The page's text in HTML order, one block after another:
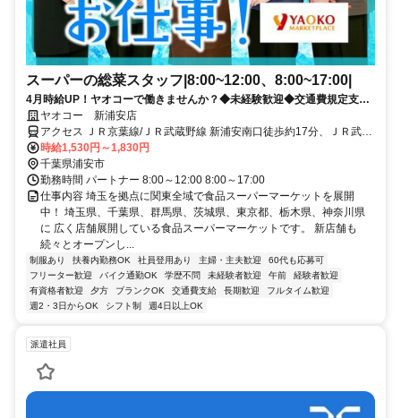
スーパーの総菜スタッフ|8:00~12:00、8:00~17:00|
4月時給UP！ヤオコーで働きませんか？◆未経験歓迎◆交通費規定支給
◆福利厚生充実
ヤオコー 新浦安店
アクセス ＪＲ京葉線/ＪＲ武蔵野線 新浦安南口徒歩約17分、ＪＲ武蔵
野線 市川塩浜北口徒歩約41分、ＪＲ京葉線 市川塩浜北口徒歩約41分
JR京葉線 新浦安駅より徒歩17分 車通勤不可 バイク通勤 OK 自転車通
勤 OK
時給1,530円～1,830円
千葉県浦安市
勤務時間 パートナー 8:00～12:00 8:00～17:00
仕事内容 埼玉を拠点に関東全域で食品スーパーマーケットを展開
中！ 埼玉県、千葉県、群馬県、茨城県、東京都、栃木県、神奈川県
に 広く店舗展開している食品スーパーマーケットです。 新店舗も
続々とオープンし...
制服あり 扶養内勤務OK 社員登用あり 主婦・主夫歓迎
60代も応募可
フリーター歓迎
バイク通勤OK 学歴不問 未経験者歓迎 午前
経験者歓迎
有資格者歓迎
夕方 ブランクOK 交通費支給 長期歓迎
フルタイム歓迎
週2・3日からOK
シフト制 週4日以上OK
派遣社員